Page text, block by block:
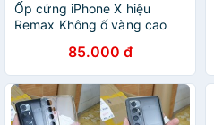
Ốp cứng iPhone X hiệu
Remax Không ố vàng cao
85.000 đ